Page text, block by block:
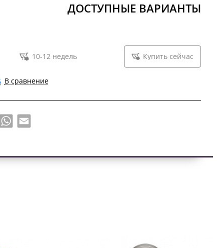
ДОСТУПНЫЕ ВАРИАНТЫ
10-12 недель Купить сейчас
В сравнение
WhatsApp
Email